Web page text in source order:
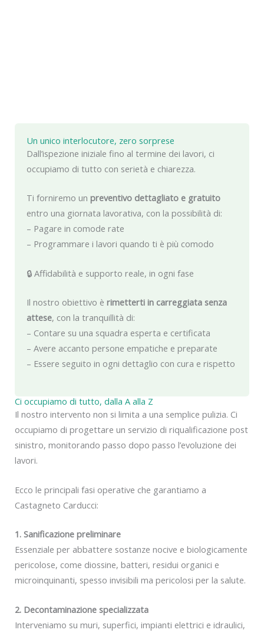
Ci occupiamo di tutto, dalla A alla Z
Il nostro intervento non si limita a una semplice pulizia. Ci
occupiamo di progettare un servizio di riqualificazione post
sinistro, monitorando passo dopo passo l’evoluzione dei
lavori.
Ecco le principali fasi operative che garantiamo a
Castagneto Carducci:
1. Sanificazione preliminare
Essenziale per abbattere sostanze nocive e biologicamente
pericolose, come diossine, batteri, residui organici e
microinquinanti, spesso invisibili ma pericolosi per la salute.
2. Decontaminazione specializzata
Interveniamo su muri, superfici, impianti elettrici e idraulici,
Un unico interlocutore, zero sorprese
Dall’ispezione iniziale fino al termine dei lavori, ci
occupiamo di tutto con serietà e chiarezza.
Ti forniremo un preventivo dettagliato e gratuito
entro una giornata lavorativa, con la possibilità di:
– Pagare in comode rate
– Programmare i lavori quando ti è più comodo
🔒 Affidabilità e supporto reale, in ogni fase
Il nostro obiettivo è rimetterti in carreggiata senza
attese, con la tranquillità di:
– Contare su una squadra esperta e certificata
– Avere accanto persone empatiche e preparate
– Essere seguito in ogni dettaglio con cura e rispetto